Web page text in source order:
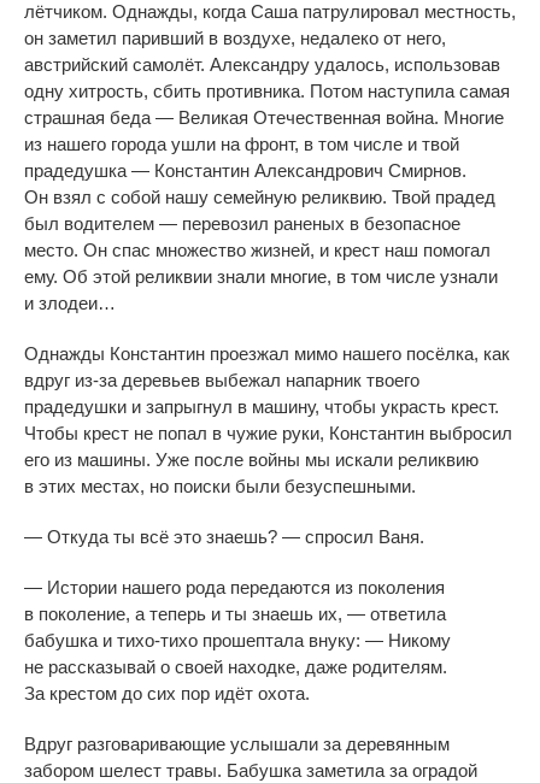
лётчиком. Однажды, когда Саша патрулировал местность,
он заметил паривший в воздухе, недалеко от него,
австрийский самолёт. Александру удалось, использовав
одну хитрость, сбить противника. Потом наступила самая
страшная беда — Великая Отечественная война. Многие
из нашего города ушли на фронт, в том числе и твой
прадедушка — Константин Александрович Смирнов.
Он взял с собой нашу семейную реликвию. Твой прадед
был водителем — перевозил раненых в безопасное
место. Он спас множество жизней, и крест наш помогал
ему. Об этой реликвии знали многие, в том числе узнали
и злодеи…
Однажды Константин проезжал мимо нашего посёлка, как
вдруг из-за деревьев выбежал напарник твоего
прадедушки и запрыгнул в машину, чтобы украсть крест.
Чтобы крест не попал в чужие руки, Константин выбросил
его из машины. Уже после войны мы искали реликвию
в этих местах, но поиски были безуспешными.
— Откуда ты всё это знаешь? — спросил Ваня.
— Истории нашего рода передаются из поколения
в поколение, а теперь и ты знаешь их, — ответила
бабушка и тихо-тихо прошептала внуку: — Никому
не рассказывай о своей находке, даже родителям.
За крестом до сих пор идёт охота.
Вдруг разговаривающие услышали за деревянным
забором шелест травы. Бабушка заметила за оградой